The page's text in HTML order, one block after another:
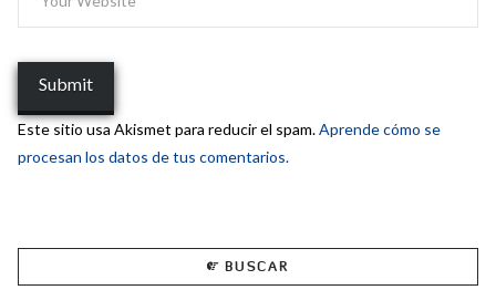
Este sitio usa Akismet para reducir el spam.Aprende cómo se
procesan los datos de tus comentarios.
BUSCAR